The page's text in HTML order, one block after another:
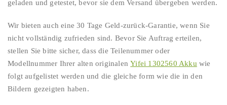
geladen und getestet, bevor sie dem Versand übergeben werden.
Wir bieten auch eine 30 Tage Geld-zurück-Garantie, wenn Sie
nicht vollständig zufrieden sind. Bevor Sie Auftrag erteilen,
stellen Sie bitte sicher, dass die Teilenummer oder
Modellnummer Ihrer alten originalenYifei 1302560 Akku wie
folgt aufgelistet werden und die gleiche form wie die in den
Bildern gezeigten haben.